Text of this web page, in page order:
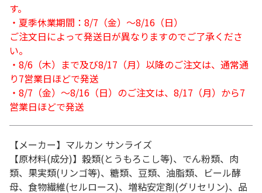
す。
・夏季休業期間：8/7（金）～8/16（日）
ご注文日によって発送日が異なりますのでご了承くださ
い。
・8/6（木）まで及び8/17（月）以降のご注文は、通常通
り7営業日ほどで発送
・8/7（金）～8/16（日）のご注文は、8/17（月）から7
営業日ほどで発送
【メーカー】マルカン サンライズ
【原材料(成分)】穀類(とうもろこし等)、でん粉類、肉
類、果実類(リンゴ等)、糖類、豆類、油脂類、ビール酵
母、食物繊維(セルロース)、増粘安定剤(グリセリン)、品